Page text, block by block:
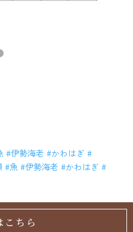
#伊勢海老 #かわはぎ #
#魚 #伊勢海老 #かわはぎ #
こちら